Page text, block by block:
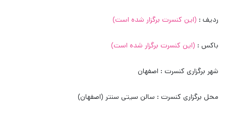
ردیف : (این کنسرت برگزار شده است)
باکس : (این کنسرت برگزار شده است)
شهر برگزاری کنسرت : اصفهان
محل برگزاری کنسرت : سالن سیتی سنتر (اصفهان)